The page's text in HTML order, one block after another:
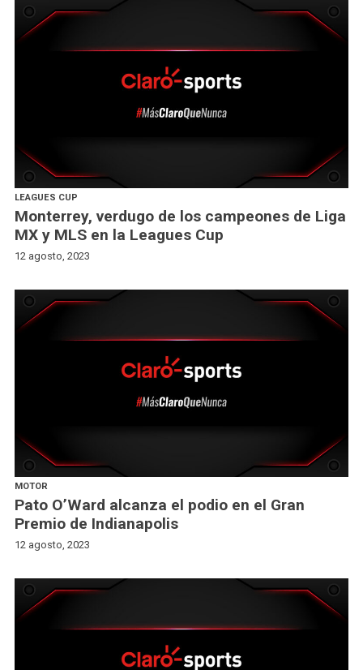
LEAGUES CUP
Monterrey, verdugo de los campeones de Liga
MX y MLS en la Leagues Cup
12 agosto, 2023
MOTOR
Pato O’Ward alcanza el podio en el Gran
Premio de Indianapolis
12 agosto, 2023